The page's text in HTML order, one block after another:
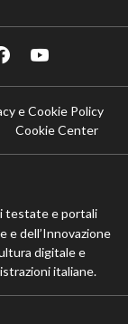
e Cookie Policy
Cookie Center
testate e portali
e dell’Innovazione
digitale e
italiane.